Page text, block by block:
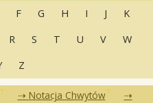
F G H I J
K
R S T U V
W
Z
Notacja Chwytów